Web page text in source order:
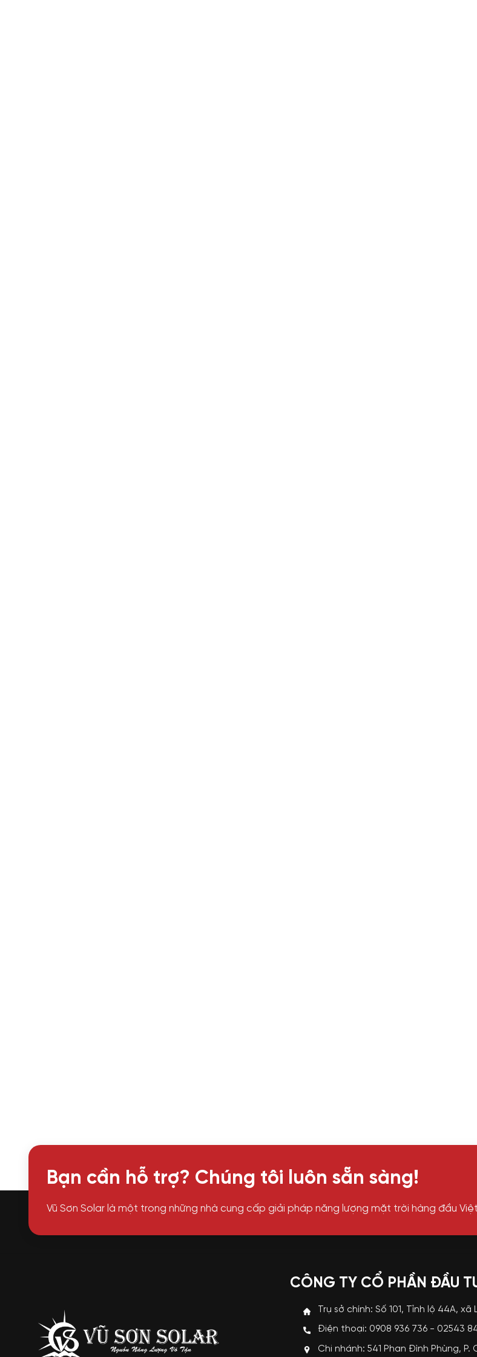
Bạn cần hỗ trợ? Chúng tôi luôn sẵn sàng!
Vũ Sơn Solar là một trong những nhà cung cấp giải pháp năng lượng mặt trời hàng đầu
CÔNG TY CỔ PHẦN ĐẦU
Trụ sở chính: Số 101, Tỉnh lộ 44A, xã
Điện thoại: 0908 936 736 - 02543
Chi nhánh: 541 Phan Đình Phùng,